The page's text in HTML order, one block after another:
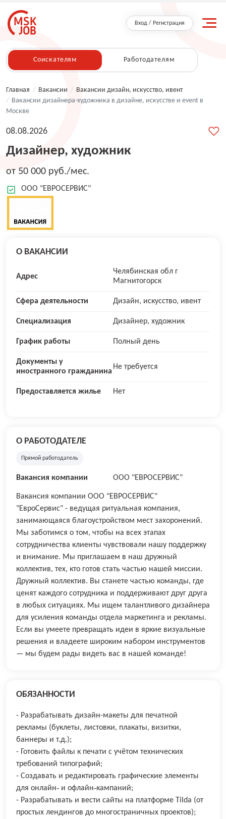
Вход / Регистрация
Соискателям Работодателям
Главная / Вакансии / Вакансии дизайн, искусство, ивент
/ Вакансии дизайнера-художника в дизайне, искусстве и event в
Москве
Дизайнер, художник
08.08.2026
от 50 000 руб./мес.
ООО "ЕВРОСЕРВИС"
О ВАКАНСИИ
Адрес
Челябинская обл г
Магнитогорск
Сфера деятельности Дизайн, искусство, ивент
Специализация Дизайнер, художник
График работы Полный день
Документы у
иностранного гражданина
Не требуется
Предоставляется жилье Нет
О РАБОТОДАТЕЛЕ
Прямой работодатель
Вакансия компании ООО "ЕВРОСЕРВИС"
Вакансия компании ООО "ЕВРОСЕРВИС"
"ЕвроСервис" - ведущая ритуальная компания,
занимающаяся благоустройством мест захоронений.
Мы заботимся о том, чтобы на всех этапах
сотрудничества клиенты чувствовали нашу поддержку
и внимание. Мы приглашаем в наш дружный
коллектив, тех, кто готов стать частью нашей миссии.
Дружный коллектив. Вы станете частью команды, где
ценят каждого сотрудника и поддерживают друг друга
в любых ситуациях. Мы ищем талантливого дизайнера
для усиления команды отдела маркетинга и рекламы.
Если вы умеете превращать идеи в яркие визуальные
решения и владеете широким набором инструментов
— мы будем рады видеть вас в нашей команде!
ОБЯЗАННОСТИ
- Разрабатывать дизайн-макеты для печатной
рекламы (буклеты, листовки, плакаты, визитки,
баннеры и т.д.);
- Готовить файлы к печати с учётом технических
требований типографий;
- Создавать и редактировать графические элементы
для онлайн‑ и офлайн‑кампаний;
- Разрабатывать и вести сайты на платформе Tilda (от
простых лендингов до многостраничных проектов);